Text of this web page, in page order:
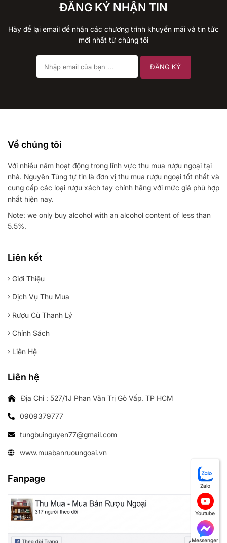
ĐĂNG KÝ NHẬN TIN
Hãy để lại email để nhận các chương trình khuyến mãi và tin tức
mới nhất từ chúng tôi
Về chúng tôi
Với nhiều năm hoạt động trong lĩnh vực thu mua rượu ngoại tại
nhà. Nguyên Tùng tự tin là đơn vị thu mua rượu ngoại tốt nhất và
cung cấp các loại rượu xách tay chính hãng với mức giá phù hợp
nhất hiện nay.
Note: we only buy alcohol with an alcohol content of less than
5.5%.
Liên kết
Giới Thiệu
Dịch Vụ Thu Mua
Rượu Cũ Thanh Lý
Chính Sách
Liên Hệ
Liên hệ
Địa Chỉ : 527/1J Phan Văn Trị Gò Vấp. TP HCM
0909379777
tungbuinguyen77@gmail.com
www.muabanruoungoai.vn
Fanpage
Zalo
Youtube
Messenger